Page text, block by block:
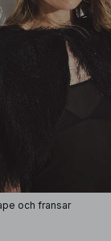
och fransar